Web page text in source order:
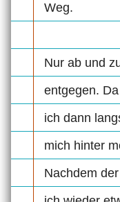
Weg.
Nur ab und
entgegen.
ich dann
mich hinter
Nachdem